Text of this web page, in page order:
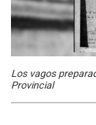
Los vagos
Provincial